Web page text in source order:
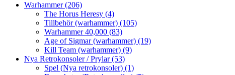
Warhammer(206)
The Horus Heresy (4)
Tillbehör (warhammer) (105)
Warhammer 40,000 (83)
Age of Sigmar (warhammer) (19)
Kill Team (warhammer) (9)
Nya Retrokonsoler / Prylar(53)
Spel (Nya retrokonsoler) (1)